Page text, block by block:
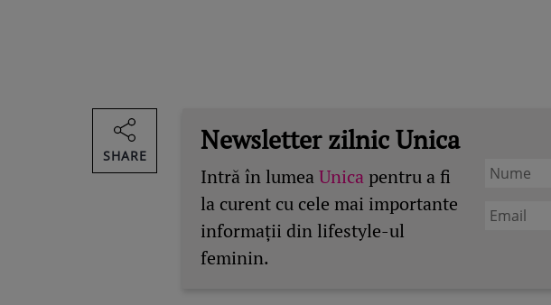
Newsletter zilnic Unica
Intră în lumeaUnica pentru a fi
la curent cu cele mai importante
informații din lifestyle-ul
feminin.
SHARE